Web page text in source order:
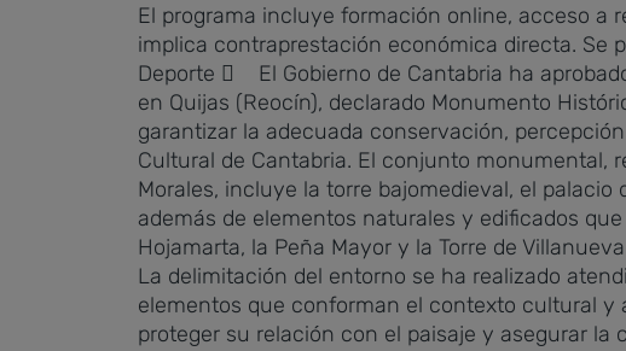
El programa incluye formación online, acceso
implica contraprestación económica directa. Se
Deporte  El Gobierno de Cantabria ha
en Quijas (Reocín), declarado Monumento
garantizar la adecuada conservación,
Cultural de Cantabria. El conjunto monumental,
Morales, incluye la torre bajomedieval, el
además de elementos naturales y edificados
Hojamarta, la Peña Mayor y la Torre de
La delimitación del entorno se ha realizado
elementos que conforman el contexto cultural y
proteger su relación con el paisaje y asegurar